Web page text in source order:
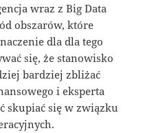
wraz z Big Data
obszarów, które
dla dla tego
się, że stanowisko
bardziej zbliżać
i eksperta
skupiać się w związku